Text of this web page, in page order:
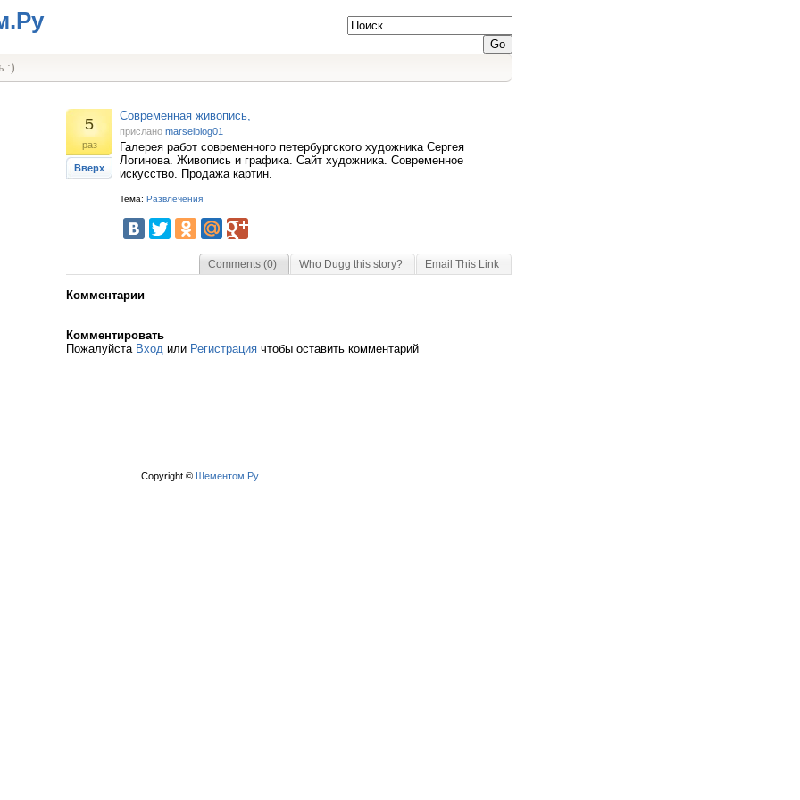
:)
5
раз
Вверх
Современная живопись,
прислано marselblog01
Галерея работ современного петербургского художника Сергея
Логинова. Живопись и графика. Сайт художника. Современное
искусство. Продажа картин.
Тема: Развлечения
Comments (0) Who Dugg this story? Email This Link
Комментарии
Комментировать
Пожалуйста Вход или Регистрация чтобы оставить комментарий
Copyright © Шементом.Ру